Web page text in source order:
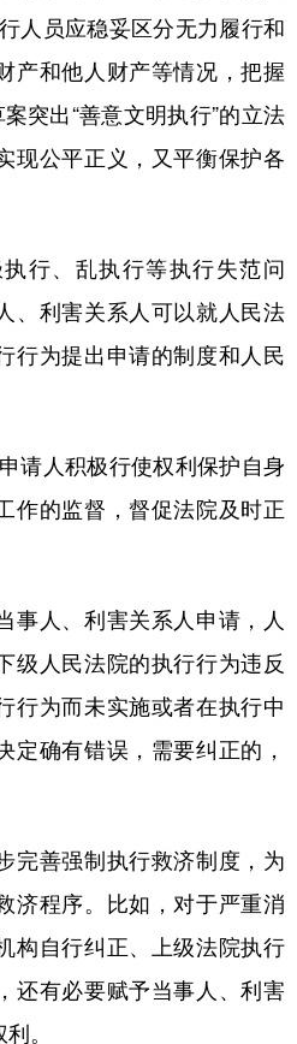
人员应稳妥区分无力履行和
产和他人财产等情况，把握
突出“善意文明执行”的立法
现公平正义，又平衡保护各
、乱执行等执行失范问
、利害关系人可以就人民法
行为提出申请的制度和人民
人积极行使权利保护自身
作的监督，督促法院及时正
人、利害关系人申请，人
级人民法院的执行行为违反
行为而未实施或者在执行中
定确有错误，需要纠正的，
善强制执行救济制度，为
济程序。比如，对于严重消
构自行纠正、上级法院执行
还有必要赋予当事人、利害
。